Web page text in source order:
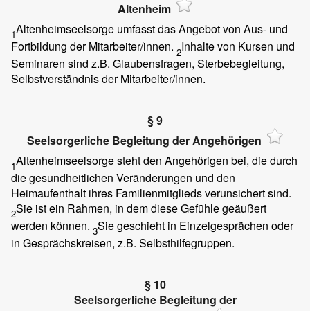
Altenheim
1Altenheimseelsorge umfasst das Angebot von Aus- und
Fortbildung der Mitarbeiter/innen. 2Inhalte von Kursen und
Seminaren sind z.B. Glaubensfragen, Sterbebegleitung,
Selbstverständnis der Mitarbeiter/innen.
§ 9
Seelsorgerliche Begleitung der Angehörigen
1Altenheimseelsorge steht den Angehörigen bei, die durch
die gesundheitlichen Veränderungen und den
Heimaufenthalt ihres Familienmitglieds verunsichert sind.
2Sie ist ein Rahmen, in dem diese Gefühle geäußert
werden können. 3Sie geschieht in Einzelgesprächen oder
in Gesprächskreisen, z.B. Selbsthilfegruppen.
§ 10
Seelsorgerliche Begleitung der